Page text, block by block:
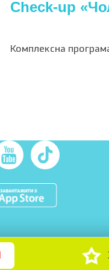
Check-up
Комплексна